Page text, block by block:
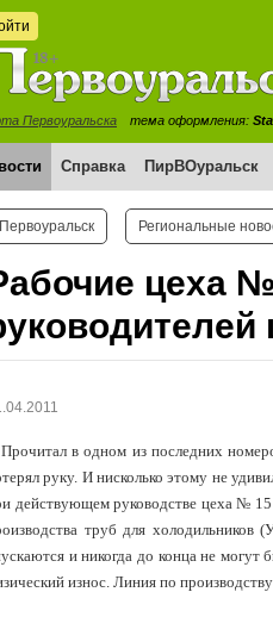
Первоуральска тема оформления:
Справка ПирВОуральск
Первоуральск Региональные
цеха
в одном из последних
руку. И нисколько этому не
действующем руководстве цеха № 15
труб для
и никогда до конца не
износ. Линия по